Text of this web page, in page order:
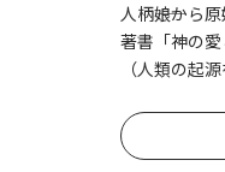
人柄――娘から
著書「神の愛
（人類の起